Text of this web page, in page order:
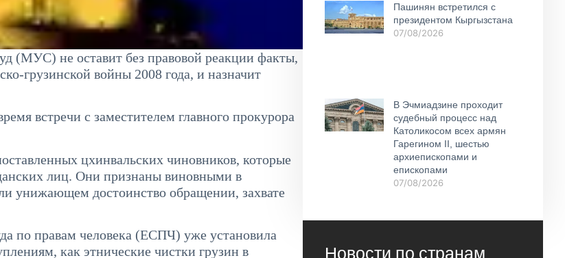
(МУС) не оставит без правовой реакции факты,
грузинской войны 2008 года, и назначит
встречи с заместителем главного прокурора
цхинвальских чиновников, которые
лиц. Они признаны виновными в
унижающем достоинство обращении, захвате
по правам человека (ЕСПЧ) уже установила
как этнические чистки грузин в
Пашинян встретился с
президентом Кыргызстана
07/08/2026
В Эчмиадзине проходит
судебный процесс над
Католикосом всех армян
Гарегином II, шестью
архиепископами и
епископами
07/08/2026
Новости по странам